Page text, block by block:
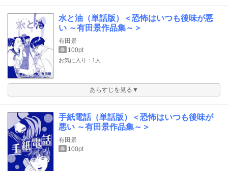
水と油（単話版）＜恐怖はいつも後味が悪
い ～有田景作品集～＞
有田景
巻 100pt
お気に入り：1人
あらすじを見る▼
手紙電話（単話版）＜恐怖はいつも後味が
悪い ～有田景作品集～＞
有田景
巻 100pt